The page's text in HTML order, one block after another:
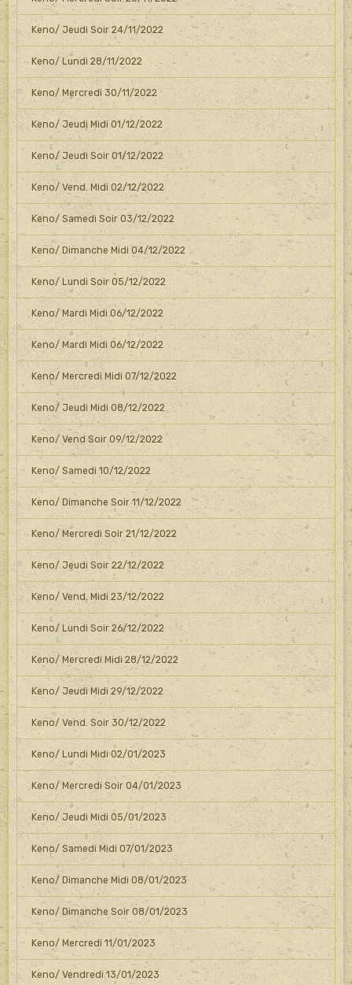
Keno/ Jeudi Soir 24/11/2022
Keno/ Lundi 28/11/2022
Keno/ Mercredi 30/11/2022
Keno/ Jeudi Midi 01/12/2022
Keno/ Jeudi Soir 01/12/2022
Keno/ Vend. Midi 02/12/2022
Keno/ Samedi Soir 03/12/2022
Keno/ Dimanche Midi 04/12/2022
Keno/ Lundi Soir 05/12/2022
Keno/ Mardi Midi 06/12/2022
Keno/ Mardi Midi 06/12/2022
Keno/ Mercredi Midi 07/12/2022
Keno/ Jeudi Midi 08/12/2022
Keno/ Vend Soir 09/12/2022
Keno/ Samedi 10/12/2022
Keno/ Dimanche Soir 11/12/2022
Keno/ Mercredi Soir 21/12/2022
Keno/ Jeudi Soir 22/12/2022
Keno/ Vend. Midi 23/12/2022
Keno/ Lundi Soir 26/12/2022
Keno/ Mercredi Midi 28/12/2022
Keno/ Jeudi Midi 29/12/2022
Keno/ Vend. Soir 30/12/2022
Keno/ Lundi Midi 02/01/2023
Keno/ Mercredi Soir 04/01/2023
Keno/ Jeudi Midi 05/01/2023
Keno/ Samedi Midi 07/01/2023
Keno/ Dimanche Midi 08/01/2023
Keno/ Dimanche Soir 08/01/2023
Keno/ Mercredi 11/01/2023
Keno/ Vendredi 13/01/2023